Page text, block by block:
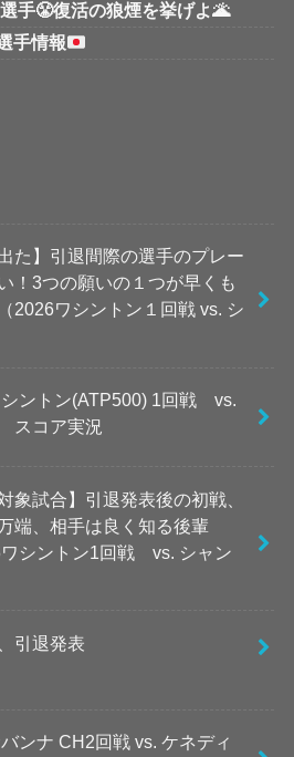
手😤復活の狼煙を挙げよ🌋
手情報
出た】引退間際の選手のプレー
！3つの願いの１つが早くも
2026ワシントン１回戦 vs. シ
ントン(ATP500) 1回戦 vs.
スコア実況
象試合】引退発表後の初戦、
端、相手は良く知る後輩
ワシントン1回戦 vs. シャン
引退発表
ンナ CH2回戦 vs. ケネディ